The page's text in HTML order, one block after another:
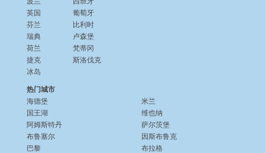
英国
芬兰
瑞典
荷兰
捷克
冰岛
葡萄牙
比利时
卢森堡
梵蒂冈
斯洛伐克
热门城市
海德堡
国王湖
阿姆斯特丹
布鲁塞尔
巴黎
米兰
维也纳
萨尔茨堡
因斯布鲁克
布拉格